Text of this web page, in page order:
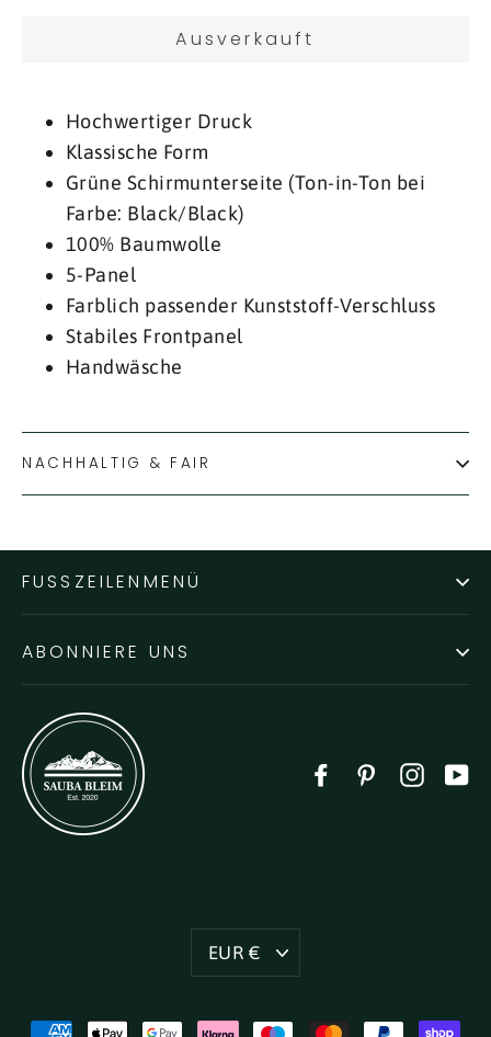
Ausverkauft
Hochwertiger Druck
Klassische Form
Grüne Schirmunterseite (Ton-in-Ton bei
Farbe: Black/Black)
100% Baumwolle
5-Panel
Farblich passender Kunststoff-Verschluss
Stabiles Frontpanel
Handwäsche
NACHHALTIG & FAIR
FUSSZEILENMENÜ
ABONNIERE UNS
FacebookPinterest
Währung
EUR €